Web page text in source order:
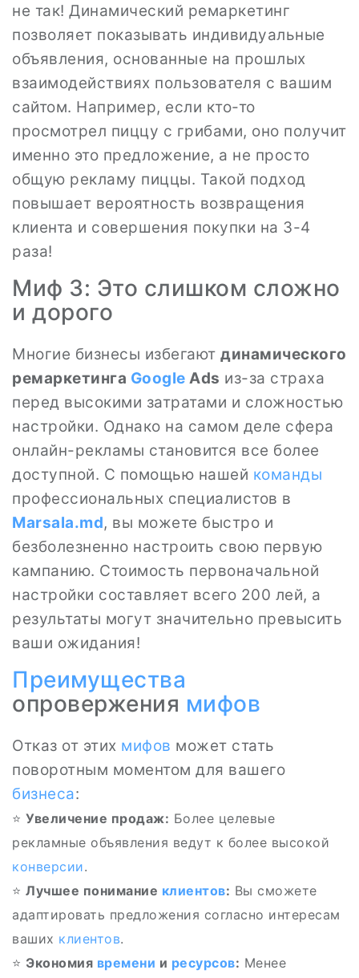
не так! Динамический ремаркетинг
позволяет показывать индивидуальные
объявления, основанные на прошлых
взаимодействиях пользователя с вашим
сайтом. Например, если кто-то
просмотрел пиццу с грибами, оно получит
именно это предложение, а не просто
общую рекламу пиццы. Такой подход
повышает вероятность возвращения
клиента и совершения покупки на 3-4
раза!
Миф 3: Это слишком сложно
и дорого
Многие бизнесы избегают динамического
ремаркетинга Google Ads из-за страха
перед высокими затратами и сложностью
настройки. Однако на самом деле сфера
онлайн-рекламы становится все более
доступной. С помощью нашей команды
профессиональных специалистов в
Marsala.md, вы можете быстро и
безболезненно настроить свою первую
кампанию. Стоимость первоначальной
настройки составляет всего 200 лей, а
результаты могут значительно превысить
ваши ожидания!
Преимущества
опровержения мифов
Отказ от этих мифов может стать
поворотным моментом для вашего
бизнеса:
⭐ Увеличение продаж: Более целевые
рекламные объявления ведут к более высокой
конверсии.
⭐ Лучшее понимание клиентов: Вы сможете
адаптировать предложения согласно интересам
ваших клиентов.
⭐ Экономия времени и ресурсов: Менее